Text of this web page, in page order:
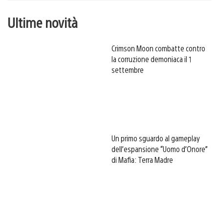
Ultime novità
Crimson Moon combatte contro
la corruzione demoniaca il 1
settembre
Un primo sguardo al gameplay
dell’espansione “Uomo d’Onore”
di Mafia: Terra Madre